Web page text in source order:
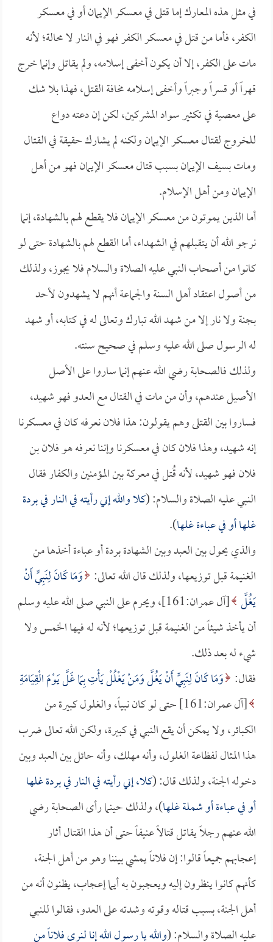
في مثل هذه المعارك إما قتلى في معسكر الإيمان أو في معسكر
الكفر، فأما من قتل في معسكر الكفر فهو في النار لا محالة؛ لأنه
مات على الكفر، إلا أن يكون أخفى إسلامه، ولم يقاتل وإنما خرج
قهراً أو قسراً وجبراً وأخفى إسلامه مخافة القتل، فهذا بلا شك
على معصية في تكثير سواد المشركين، لكن إن دعته دواع
للخروج لقتال معسكر الإيمان ولكنه لم يشارك حقيقة في القتال
ومات بسيف الإيمان بسبب قتال معسكر الإيمان فهو من أهل
الإيمان ومن أهل الإسلام.
أما الذين يموتون من معسكر الإيمان فلا يقطع لهم بالشهادة، إنما
نرجو الله أن يتقبلهم في الشهداء، أما القطع لهم بالشهادة حتى لو
كانوا من أصحاب النبي عليه الصلاة والسلام فلا يجوز، ولذلك
من أصول اعتقاد أهل السنة والجماعة أنهم لا يشهدون لأحد
بجنة ولا نار إلا من شهد الله تبارك وتعالى له في كتابه، أو شهد
له الرسول صلى الله عليه وسلم في صحيح سنته.
ولذلك فالصحابة رضي الله عنهم إنما ساروا على الأصل
الأصيل عندهم، وأن من مات في القتال مع العدو فهو شهيد،
فساروا بين القتلى وهم يقولون: هذا فلان نعرفه كان في معسكرنا
إنه شهيد، وهذا فلان كان في معسكرنا وإننا نعرفه هو فلان بن
فلان فهو شهيد، لأنه قُتل في معركة بين المؤمنين والكفار فقال
النبي عليه الصلاة والسلام: (كلا والله إني رأيته في النار في بردة
غلها أو في عباءة غلها).
والذي يحول بين العبد وبين الشهادة بردة أو عباءة أخذها من
الغنيمة قبل توزيعها، ولذلك قال الله تعالى: وَمَا كَانَ لِنَبِيٍّ أَنْ
يَغُلَّ
[آل عمران:161]، ويحرم على النبي صلى الله عليه وسلم
أن يأخذ شيئاً من الغنيمة قبل توزيعها؛ لأنه له فيها الخمس ولا
شيء له بعد ذلك.
فقال: وَمَا كَانَ لِنَبِيٍّ أَنْ يَغُلَّ وَمَنْ يَغْلُلْ يَأْتِ بِمَا غَلَّ يَوْمَ الْقِيَامَةِ
[آل عمران:161] حتى لو كان نبياً، والغلول كبيرة من
الكبائر، ولا يمكن أن يقع النبي في كبيرة، ولكن الله تعالى ضرب
هذا المثال لفظاعة الغلول، وأنه مهلك، وأنه حائل بين العبد وبين
دخوله الجنة، ولذلك قال: (كلا، إني رأيته في النار في بردة غلها
أو في عباءة أو شملة غلها)، ولذلك حينما رأى الصحابة رضي
الله عنهم رجلاً يقاتل قتالاً عنيفاً حتى أن هذا القتال أثار
إعجابهم جميعاً قالوا: إن فلاناً يمشي بيننا وهو من أهل الجنة،
كأنهم كانوا ينظرون إليه ويعجبون به أيما إعجاب، يظنون أنه من
أهل الجنة، بسبب قتاله وقوته وشدته على العدو، فقالوا للنبي
عليه الصلاة والسلام: (والله يا رسول الله إنا لنرى فلاناً من